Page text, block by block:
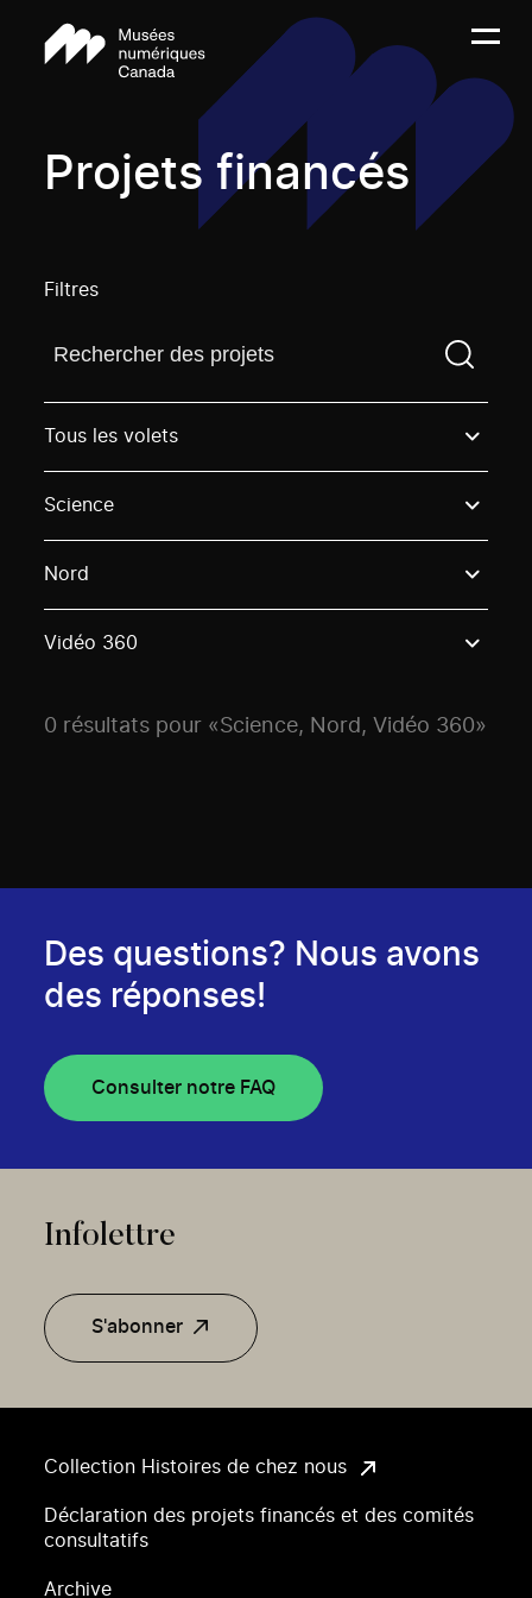
Projets financés
Filtres
Trouvez un projetVous devez saisir un terme de
Tous les volets
Science
Nord
Vidéo 360
0 résultats pour «Science, Nord, Vidéo 360»
Collection Histoires de chez nous
Déclaration des projets financés et des comités
consultatifs
Archive
Des questions? Nous avons
des réponses!
Consulter notre FAQ
Infolettre
S'abonner